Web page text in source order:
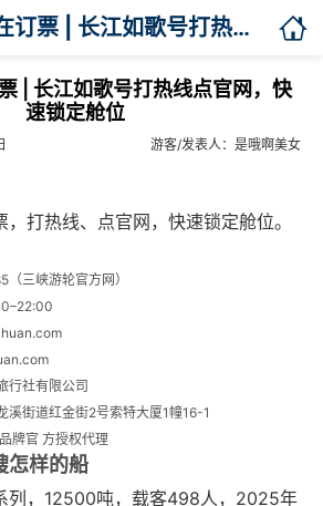
三峡游轮现在订票 | 长江如歌号打热线点官网，快速锁定舱位 
| 长江如歌号打热线点官网，快
速锁定舱位
游客/发表人：是哦啊美女
打热线、点官网，快速锁定舱位。
三峡游轮官方网）
行社有限公司
溪街道红金街2号索特大厦1幢16-1
牌官 方授权代理
怎样的船
列，12500吨，载客498人，2025年